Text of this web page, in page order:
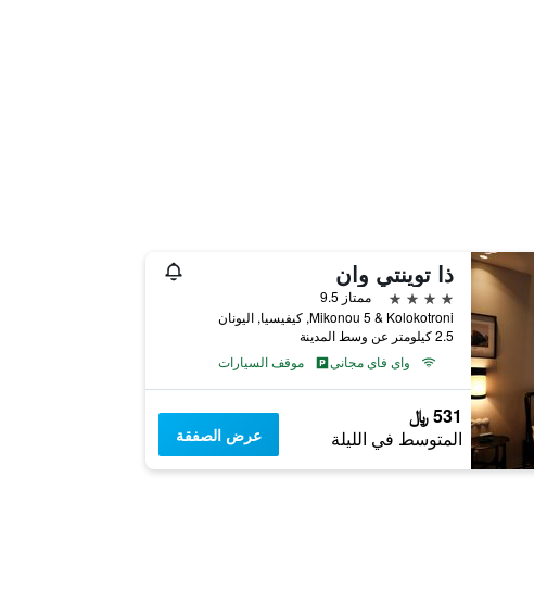
ذا توينتي وان
4 نجوم
ممتاز 9.5
Mikonou 5 & Kolokotroni, كيفيسيا, اليونان
2.5 كيلومتر عن وسط المدينة
واي فاي مجاني
موقف السيارات
531 ﷼
المتوسط في الليلة عرض الصفقة